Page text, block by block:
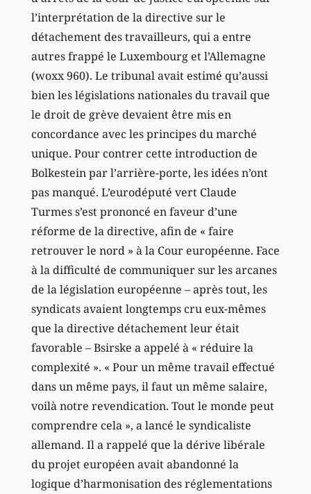
l’interprétation de la directive sur le
détachement des travailleurs, qui a entre
autres frappé le Luxembourg et l’Allemagne
(woxx 960). Le tribunal avait estimé qu’aussi
bien les législations nationales du travail que
le droit de grève devaient être mis en
concordance avec les principes du marché
unique. Pour contrer cette introduction de
Bolkestein par l’arrière-porte, les idées n’ont
pas manqué. L’eurodéputé vert Claude
Turmes s’est prononcé en faveur d’une
réforme de la directive, afin de « faire
retrouver le nord » à la Cour européenne. Face
à la difficulté de communiquer sur les arcanes
de la législation européenne – après tout, les
syndicats avaient longtemps cru eux-mêmes
que la directive détachement leur était
favorable – Bsirske a appelé à « réduire la
complexité ». « Pour un même travail effectué
dans un même pays, il faut un même salaire,
voilà notre revendication. Tout le monde peut
comprendre cela », a lancé le syndicaliste
allemand. Il a rappelé que la dérive libérale
du projet européen avait abandonné la
logique d’harmonisation des réglementations